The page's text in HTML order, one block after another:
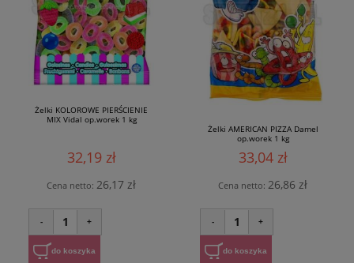
Żelki KOLOROWE PIERŚCIENIE
MIX Vidal op.worek 1 kg
32,19 zł
Cena netto: 26,17 zł
- 1 +
do koszyka
Żelki AMERICAN PIZZA Damel
op.worek 1 kg
33,04 zł
Cena netto: 26,86 zł
- 1 +
do koszyka